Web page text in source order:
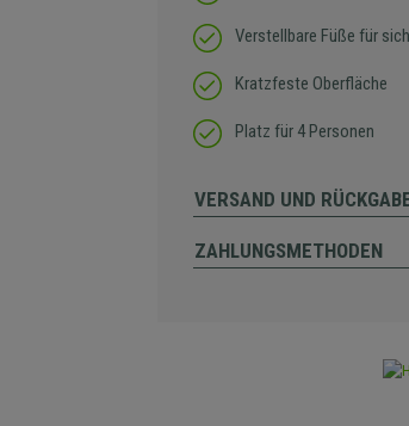
Verstellbare Füße für
Kratzfeste Oberfläche
Platz für 4 Personen
VERSAND UND
ZAHLUNGSMETHODEN